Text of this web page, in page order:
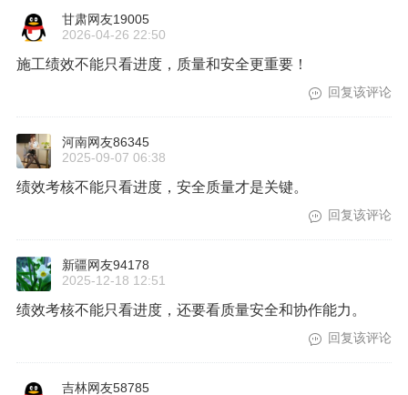
黑龙江网友55294
2026-03-23 20:45
绩效要看实际进度和安全质量，别总是搞形式主义。
回复该评论
甘肃网友19005
2026-04-26 22:50
回复该评论
河南网友86345
2025-09-07 06:38
回复该评论